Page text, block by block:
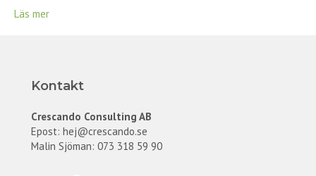
Läs mer
Kontakt
Crescando Consulting AB
Epost: hej@crescando.se
Malin Sjöman: 073 318 59 90